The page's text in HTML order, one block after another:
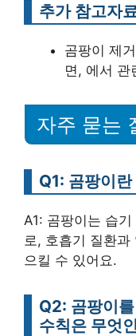
추가 참고자
곰팡이 제
면, 에서 관
자주 묻는
Q1: 곰팡이
A1: 곰팡이는 습
로, 호흡기 질환과
으킬 수 있어요.
Q2: 곰팡이
수칙은 무엇